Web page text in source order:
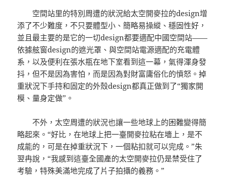
空間站里的特別周遭的狀況給太空開麥拉的design增
添了不少難度，不只要體型小、簡略易操縱、穩固性好，
並且最主要的是它的一切design都要適配中國空間站——
依據舷窗design的遮光罩、與空間站電源適配的充電體
系，以及便利在張水瓶在地下室看到這一幕，氣得渾身發
抖，但不是因為害怕，而是因為對財富庸俗化的憤怒。掉
重狀況下手持和固定的外殼design都真正做到了“獨家開
模、量身定做”。
不外，太空周遭的狀況也讓一些地球上的困難變得簡
略起來。“好比，在地球上把一臺開麥拉粘在墻上，是不
成能的，可是在掉重狀況下，一個粘扣就可以完成。”朱
翌冉說，“我感到這臺全國產的太空開麥拉仍是禁受住了
考驗，特殊美滿地完成了片子拍攝的義務。”